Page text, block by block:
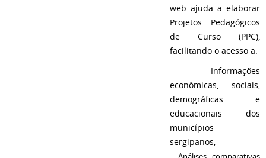
web ajuda a elaborar
Projetos Pedagógicos
de Curso (PPC),
facilitando o acesso a:
- Informações
econômicas, sociais,
demográficas e
educacionais dos
municípios
sergipanos;